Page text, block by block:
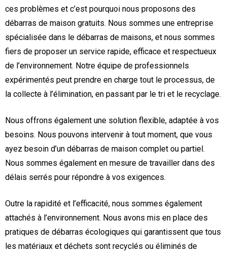
ces problèmes et c’est pourquoi nous proposons des
débarras de maison gratuits. Nous sommes une entreprise
spécialisée dans le débarras de maisons, et nous sommes
fiers de proposer un service rapide, efficace et respectueux
de l’environnement. Notre équipe de professionnels
expérimentés peut prendre en charge tout le processus, de
la collecte à l’élimination, en passant par le tri et le recyclage.
Nous offrons également une solution flexible, adaptée à vos
besoins. Nous pouvons intervenir à tout moment, que vous
ayez besoin d’un débarras de maison complet ou partiel.
Nous sommes également en mesure de travailler dans des
délais serrés pour répondre à vos exigences.
Outre la rapidité et l’efficacité, nous sommes également
attachés à l’environnement. Nous avons mis en place des
pratiques de débarras écologiques qui garantissent que tous
les matériaux et déchets sont recyclés ou éliminés de